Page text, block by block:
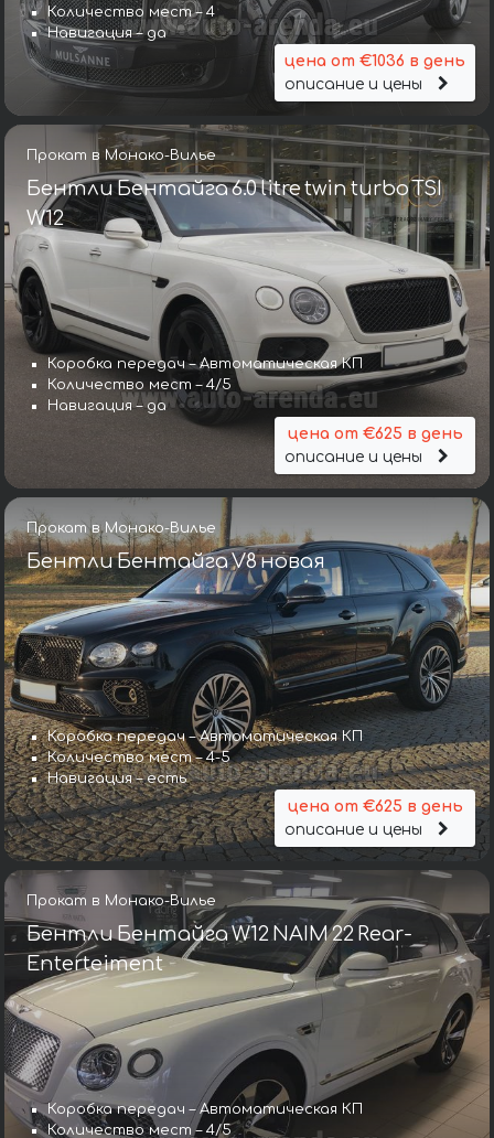
Количество мест – 4
Навигация – да
цена от €1036 в день
описание и цены
Прокат в Монако-Вилье
Бентли Бентайга 6.0 litre twin turbo TSI
W12
Коробка передач – Автоматическая КП
Количество мест – 4/5
Навигация – да
цена от €625 в день
описание и цены
Прокат в Монако-Вилье
Бентли Бентайга V8 новая
Коробка передач – Автоматическая КП
Количество мест – 4-5
Навигация – есть
цена от €625 в день
описание и цены
Прокат в Монако-Вилье
Бентли Бентайга W12 NAIM 22 Rear-
Enterteiment
Коробка передач – Автоматическая КП
Количество мест – 4/5
Коробка передач – Автомат